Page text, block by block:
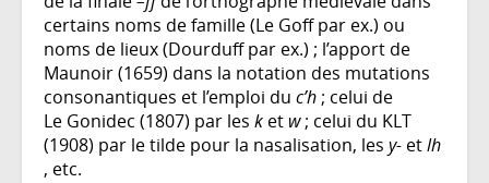
certains noms de famille (Le Goff par ex.) ou
noms de lieux (Dourduff par ex.) ; l’apport de
Maunoir (1659) dans la notation des mutations
consonantiques et l’emploi du c’h ; celui de
Le Gonidec (1807) par les k et w; celui du KLT
(1908) par le tilde pour la nasalisation, les y- etlh
, etc.